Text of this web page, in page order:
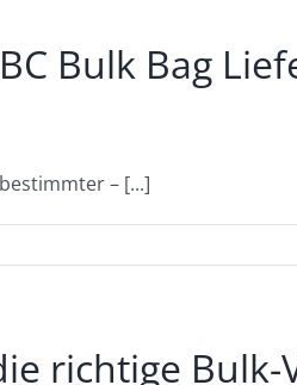
Bulk Bag
– [...]
richtige